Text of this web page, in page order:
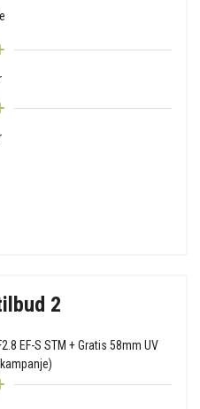
2
EF-S STM + Gratis 58mm UV